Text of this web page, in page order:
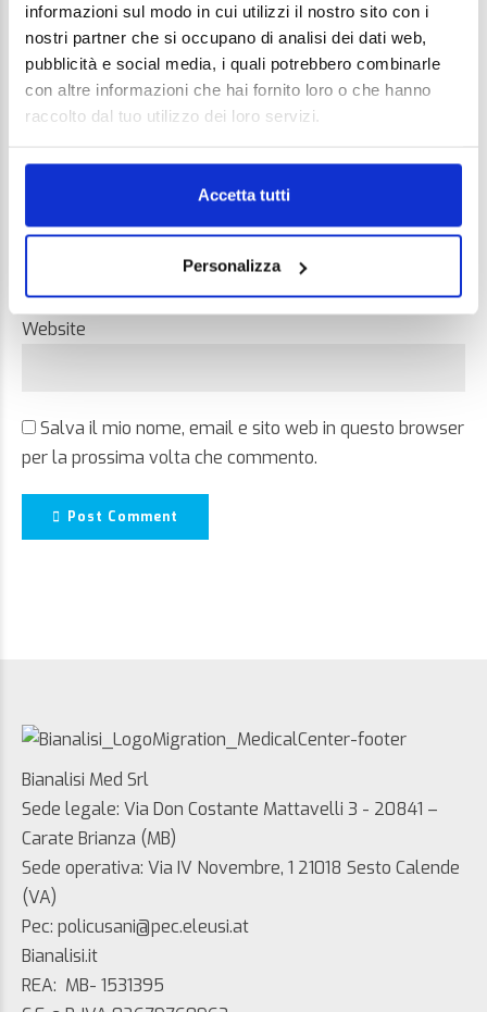
informazioni sul modo in cui utilizzi il nostro sito con i
nostri partner che si occupano di analisi dei dati web,
pubblicità e social media, i quali potrebbero combinarle
con altre informazioni che hai fornito loro o che hanno
raccolto dal tuo utilizzo dei loro servizi.
Accetta tutti
Personalizza
Email *
Website
Salva il mio nome, email e sito web in questo browser
per la prossima volta che commento.
Post Comment
Bianalisi Med Srl
Sede legale: Via Don Costante Mattavelli 3 - 20841 –
Carate Brianza (MB)
Sede operativa: Via IV Novembre, 1 21018 Sesto Calende
(VA)
Pec: policusani@pec.eleusi.at
Bianalisi.it
REA: MB- 1531395